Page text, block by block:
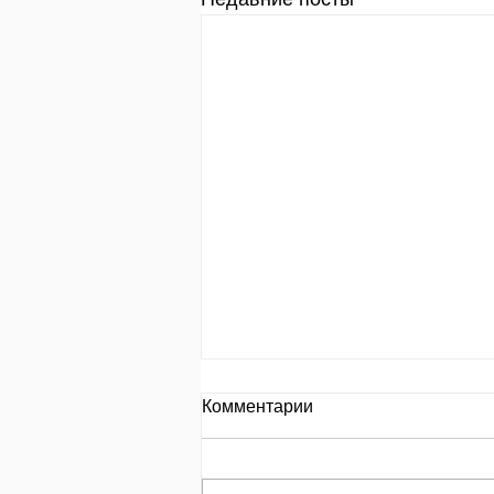
День за днем.
День 653 Пр.24:8: «Кто
Комментарии